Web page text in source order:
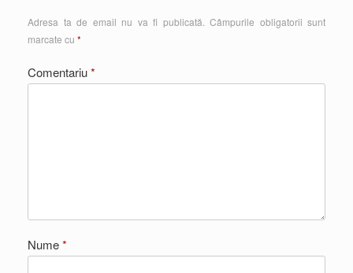
Adresa ta de email nu va fi publicată. Câmpurile obligatorii sunt
marcate cu *
Comentariu*
Nume*